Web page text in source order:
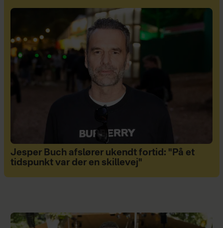
Jesper Buch afslører ukendt fortid: "På et
tidspunkt var der en skillevej"